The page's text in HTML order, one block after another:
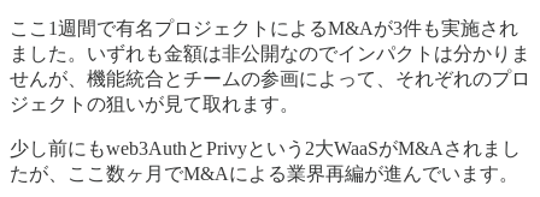
ここ1週間で有名プロジェクトによるM&Aが3件も実施され
ました。いずれも金額は非公開なのでインパクトは分かりま
せんが、機能統合とチームの参画によって、それぞれのプロ
ジェクトの狙いが見て取れます。
少し前にもweb3AuthとPrivyという2大WaaSがM&Aされまし
たが、ここ数ヶ月でM&Aによる業界再編が進んでいます。